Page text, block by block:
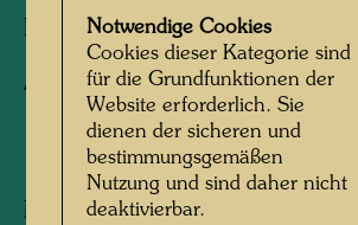
Fensterrechtsdemonstration,
Architekturgestaltung
Moltofill mit darunterliegendem
Notwendige Cookies
Cookies dieser Kategorie sind
für die Grundfunktionen der
Website erforderlich. Sie
dienen der sicheren und
bestimmungsgemäßen
Nutzung und sind daher nicht
deaktivierbar.